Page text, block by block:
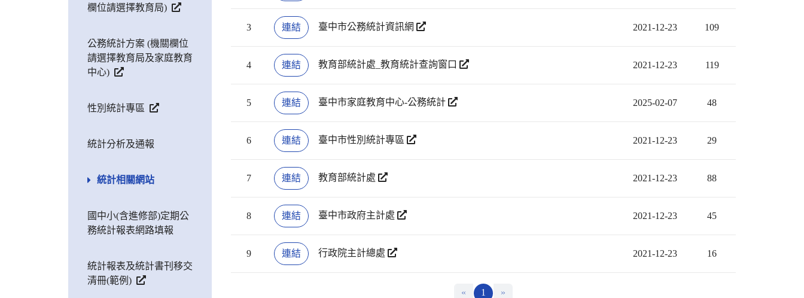
欄位請選擇教育局)
公務統計方案 (機關欄位
請選擇教育局及家庭教育
中心)
性別統計專區
統計分析及通報
統計相關網站
國中小(含進修部)定期公
務統計報表網路填報
統計報表及統計書刊移交
清冊(範例)
3 連結 臺中市公務統計資訊網 2021-12-23 109
4 連結 教育部統計處_教育統計查詢窗口 2021-12-23 119
5 連結 臺中市家庭教育中心-公務統計 2025-02-07 48
6 連結 臺中市性別統計專區 2021-12-23 29
7 連結 教育部統計處 2021-12-23 88
8 連結 臺中市政府主計處 2021-12-23 45
9 連結 行政院主計總處 2021-12-23 16
« 1 »